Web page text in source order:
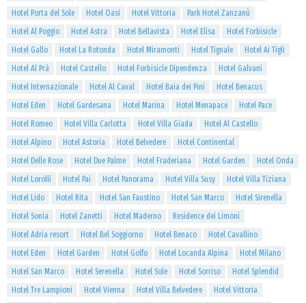
Hotel Porta del Sole
Hotel Oasi Hotel Vittoria
Park Hotel Zanzanù
Hotel Al Poggio
Hotel Astra Hotel Bellavista Hotel Elisa
Hotel Forbisicle
Hotel Gallo
Hotel La Rotonda Hotel Miramonti Hotel Tignale
Hotel Ai Tigli
Hotel Al Prà
Hotel Castello Hotel Forbisicle Dipendenza
Hotel Galvani
Hotel Internazionale
Hotel Al Caval Hotel Baia dei Pini
Hotel Benacus
Hotel Eden
Hotel Gardesana Hotel Marina Hotel Menapace
Hotel Pace
Hotel Romeo
Hotel Villa Carlotta Hotel Villa Giada
Hotel Al Castello
Hotel Alpino
Hotel Astoria Hotel Belvedere
Hotel Continental
Hotel Delle Rose
Hotel Due Palme Hotel Fraderiana Hotel Garden
Hotel Onda
Hotel Lorolli
Hotel Pai Hotel Panorama Hotel Villa Susy
Hotel Villa Tiziana
Hotel Lido
Hotel Rita Hotel San Faustino Hotel San Marco
Hotel Sirenella
Hotel Sonia
Hotel Zanetti Hotel Maderno
Residence dei Limoni
Hotel Adria resort
Hotel Bel Soggiorno Hotel Benaco
Hotel Cavallino
Hotel Eden
Hotel Garden Hotel Golfo Hotel Locanda Alpina
Hotel Milano
Hotel San Marco
Hotel Serenella Hotel Sole Hotel Sorriso
Hotel Splendid
Hotel Tre Lampioni
Hotel Vienna Hotel Villa Belvedere
Hotel Vittoria